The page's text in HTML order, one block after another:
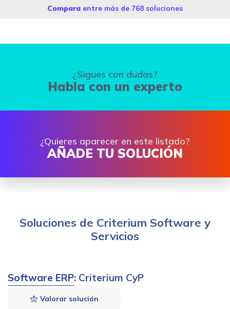
Compara entre más de 768 soluciones
¿Sigues con dudas?
Habla con un experto
¿Quieres aparecer en este listado?
AÑADE TU SOLUCIÓN
Soluciones de Criterium Software y
Servicios
Software ERP: Criterium CyP
Valorar solución